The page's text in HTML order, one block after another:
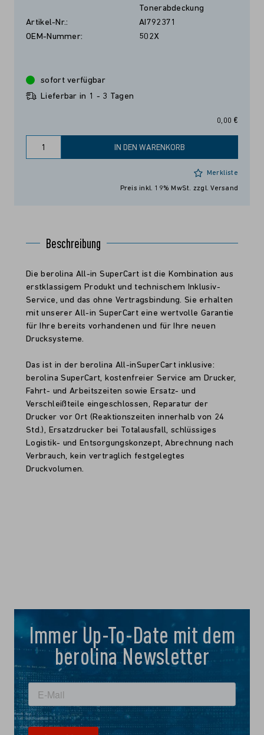
Tonerabdeckung
Artikel-Nr.:
AI792371
OEM-Nummer:
502X
0,00 €
sofort verfügbar
Lieferbar in 1 - 3 Tagen
IN DEN WARENKORB
Merkliste
Preis inkl. 19% MwSt. zzgl. Versand
Beschreibung
Die berolina All-in SuperCart ist die Kombination aus
erstklassigem Produkt und technischem Inklusiv-
Service, und das ohne Vertragsbindung. Sie erhalten
mit unserer All-in SuperCart eine wertvolle Garantie
für Ihre bereits vorhandenen und für Ihre neuen
Drucksysteme.
Das ist in der berolina All-inSuperCart inklusive:
berolina SuperCart, kostenfreier Service am Drucker,
Fahrt- und Arbeitszeiten sowie Ersatz- und
Verschleißteile eingeschlossen, Reparatur der
Drucker vor Ort (Reaktionszeiten innerhalb von 24
Std.), Ersatzdrucker bei Totalausfall, schlüssiges
Logistik- und Entsorgungskonzept, Abrechnung nach
Verbrauch, kein vertraglich festgelegtes
Druckvolumen.
Immer Up-To-Date mit dem
berolina Newsletter